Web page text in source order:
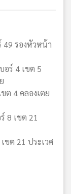
49 รองหัวหน้า
ร์ 4 เขต 5
ต 4 คลองเตย
8 เขต 21
ขต 21 ประเวศ